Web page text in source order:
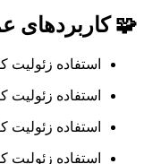
🧩 کاربردهای
استفاده زئولیت کلینوپتیلولیت ۹۸٪
استفاده زئولیت کلینوپتیلولیت ۹۸٪ در
استفاده زئولیت کلینوپتیلولیت ۹۸٪ فیلتر در
استفاده زئولیت کلینوپتیلولیت ۹۸٪ تثبیت‌کننده